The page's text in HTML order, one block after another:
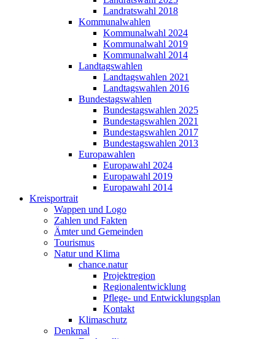
Landratswahl 2018
Kommunalwahlen
Kommunalwahl 2024
Kommunalwahl 2019
Kommunalwahl 2014
Landtagswahlen
Landtagswahlen 2021
Landtagswahlen 2016
Bundestagswahlen
Bundestagswahlen 2025
Bundestagswahlen 2021
Bundestagswahlen 2017
Bundestagswahlen 2013
Europawahlen
Europawahl 2024
Europawahl 2019
Europawahl 2014
Kreisportrait
Wappen und Logo
Zahlen und Fakten
Ämter und Gemeinden
Tourismus
Natur und Klima
chance.natur
Projektregion
Regionalentwicklung
Pflege- und Entwicklungsplan
Kontakt
Klimaschutz
Denkmal